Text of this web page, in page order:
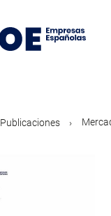
Publicaciones